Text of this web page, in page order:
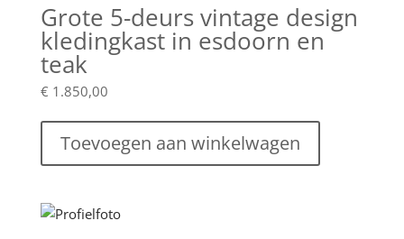
Grote 5-deurs vintage design
kledingkast in esdoorn en
teak
€ 1.850,00
Toevoegen aan winkelwagen